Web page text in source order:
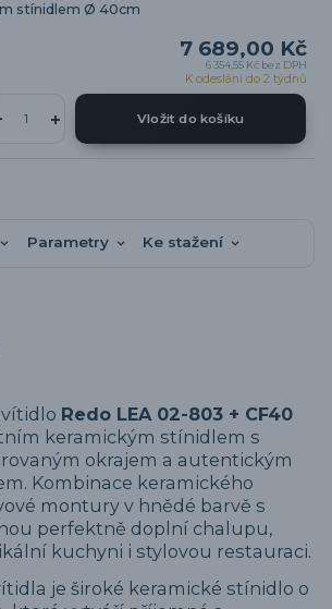
stínidlem Ø 40cm
7 689,00 Kč
6 354,55 Kč bez DPH
K odeslání do 2 týdnů
Vložit do košíku
Parametry Ke stažení
Redo LEA 02-803 + CF40
keramickým stínidlem s
okrajem a autentickým
Kombinace keramického
montury v hnědé barvě s
perfektně doplní chalupu,
kuchyni i stylovou restauraci.
je široké keramické stínidlo o